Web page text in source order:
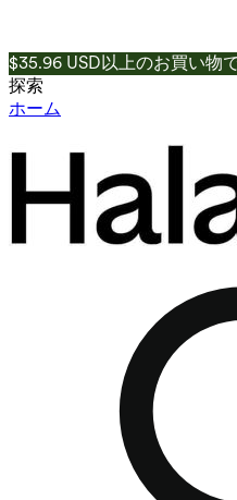
$35.96 USD以上のお買い物
探索
ホーム